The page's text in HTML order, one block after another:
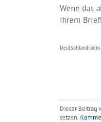
Wenn das
Ihrem
Dieser Beitrag
setzen.